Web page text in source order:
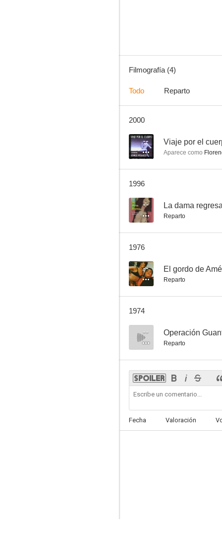
Filmografía (4)
Todo Reparto
2000
-- Viaje por el
Aparece como
1996
-- La dama
Reparto
1976
-- El gordo de
Reparto
1974
-- Operación
Reparto
Fecha Valoración